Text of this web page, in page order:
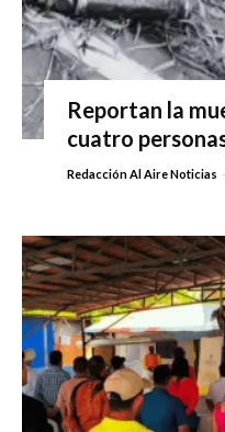
Reportan la
cuatro
Redacción Al Aire Noticias -